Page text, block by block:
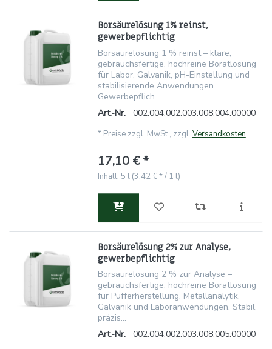
Borsäurelösung 1% reinst,
gewerbepflichtig
Borsäurelösung 1 % reinst – klare,
gebrauchsfertige, hochreine Boratlösung
für Labor, Galvanik, pH-Einstellung und
stabilisierende Anwendungen.
Gewerbepflich...
Art.-Nr.
002.004.002.003.008.004.00000
* Preise zzgl. MwSt., zzgl. Versandkosten
17,10 € *
Inhalt: 5 l (3,42 € * / 1 l)
Borsäurelösung 2% zur Analyse,
gewerbepflichtig
Borsäurelösung 2 % zur Analyse –
gebrauchsfertige, hochreine Boratlösung
für Pufferherstellung, Metallanalytik,
Galvanik und Laboranwendungen. Stabil,
präzis...
Art.-Nr.
002.004.002.003.008.005.00000